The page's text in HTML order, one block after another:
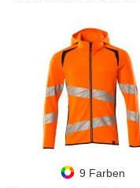
9 Farben